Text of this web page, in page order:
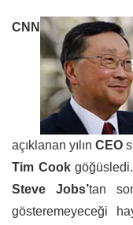
CNN
açıklanan yılınCEO
Tim Cookgöğüsledi.
Steve Jobs’tan
gösteremeyeceği